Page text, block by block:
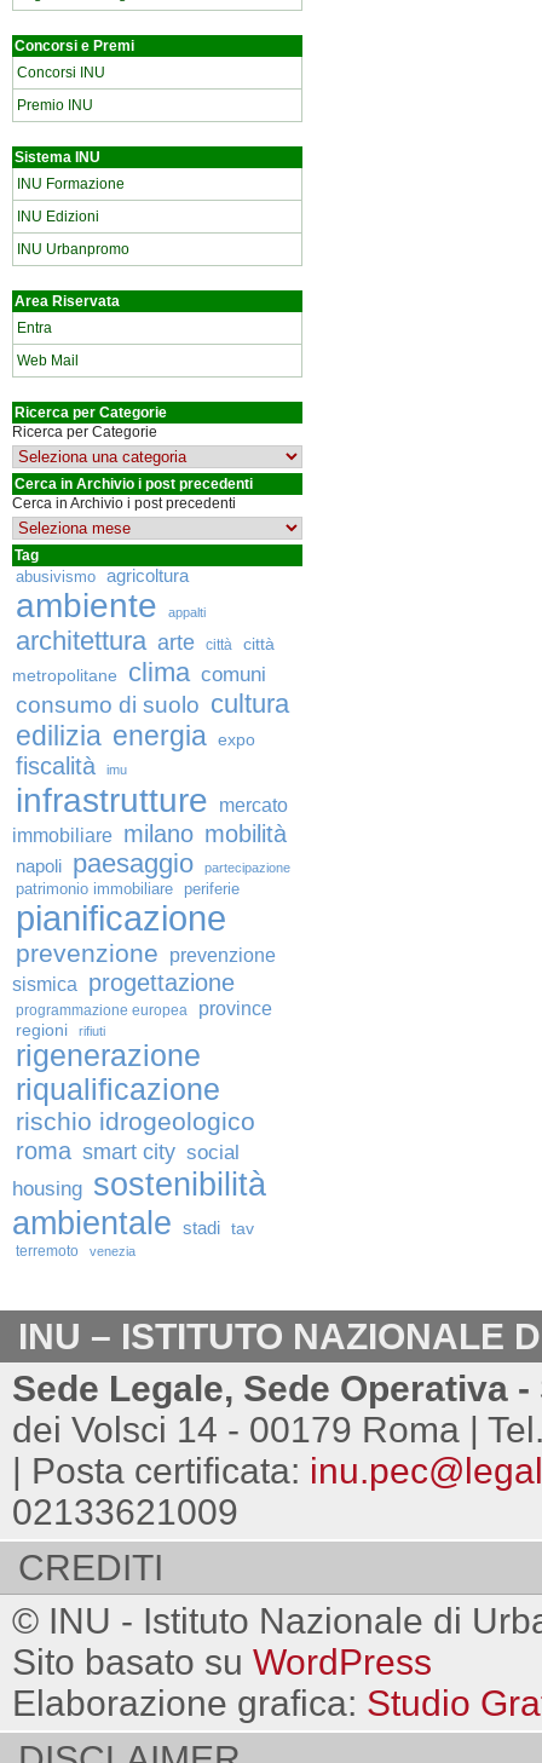
Concorsi e Premi
Concorsi INU
Premio INU
Sistema INU
INU Formazione
INU Edizioni
INU Urbanpromo
Area Riservata
Entra
Web Mail
Ricerca per Categorie
Ricerca per Categorie
Cerca in Archivio i post precedenti
Cerca in Archivio i post precedenti
Tag
abusivismo agricoltura
ambiente appalti
architettura arte città
città
metropolitane
clima comuni
consumo di suolo cultura
edilizia energia expo
fiscalità imu
infrastrutture
mercato
immobiliare milano mobilità
napoli paesaggio partecipazione
patrimonio immobiliare periferie
pianificazione
prevenzione
prevenzione
sismica
progettazione
programmazione europea province
regioni rifiuti
rigenerazione
riqualificazione
rischio idrogeologico
roma smart city social
housing sostenibilità
ambientale stadi tav
terremoto venezia
INU – ISTITUTO NAZIONALE
Sede Legale, Sede Operativa
dei Volsci 14 - 00179 Roma |
| Posta certificata:
02133621009
CREDITI
© INU - Istituto Nazionale di
Sito basato su WordPress
Elaborazione grafica: Studio